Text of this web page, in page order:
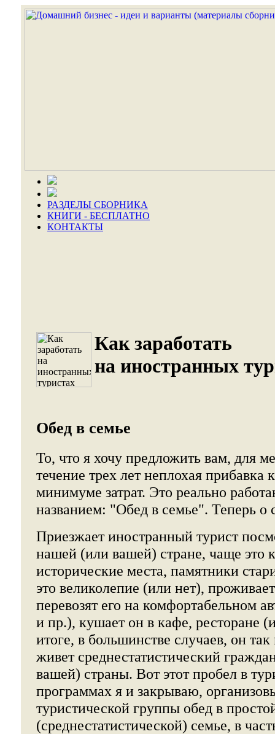
РАЗДЕЛЫ СБОРНИКА
КНИГИ - БЕСПЛАТНО
КОНТАКТЫ
Как заработать
на иностранных
Обед в семье
То, что я хочу предложить вам, для
течение трех лет неплохая
минимуме затрат. Это реально
названием: "Обед в семье". Теперь о
Приезжает иностранный турист
нашей (или вашей) стране, чаще это
исторические места, памятники
это великолепие (или нет),
перевозят его на комфортабельном
и пр.), кушает он в кафе, ресторане
итоге, в большинстве случаев, он
живет среднестатистический
вашей) страны. Вот этот пробел в
программах я и закрываю,
туристической группы обед в
(среднестатистической) семье, в